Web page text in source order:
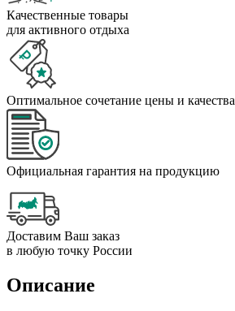
Качественные товары
для активного отдыха
Оптимальное сочетание цены и качества
Официальная гарантия на продукцию
Доставим Ваш заказ
в любую точку России
Описание